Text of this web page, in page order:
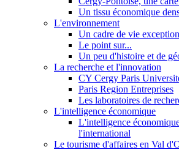
Un tissu économique
L'environnement
Un cadre de vie
Le point sur...
Un peu d'histoire et de
La recherche et l'innovation
CY Cergy Paris
Paris Region Entreprises
Les laboratoires de
L'intelligence économique
L'intelligence
l'international
Le tourisme d'affaires en Val